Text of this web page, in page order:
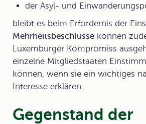
der Asyl- und
bleibt es beim Erfordernis der
Mehrheitsbeschlüsse können
Luxemburger Kompromiss
einzelne Mitgliedstaaten
können, wenn sie ein wichtiges
Interesse erklären.
Gegenstand der